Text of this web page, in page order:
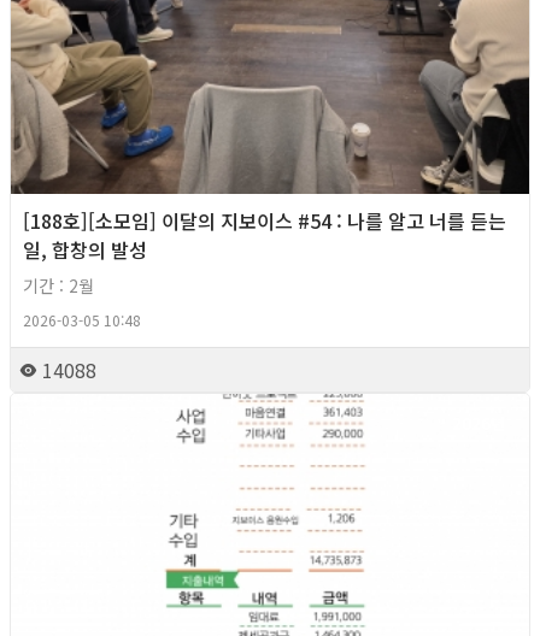
[188호][소모임] 이달의 지보이스 #54 : 나를 알고 너를 듣는
일, 합창의 발성
기간 : 2월
2026-03-05 10:48
14088